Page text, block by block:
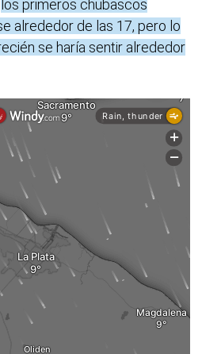
los primeros chubascos
alrededor de las 17, pero lo
se haría sentir alrededor